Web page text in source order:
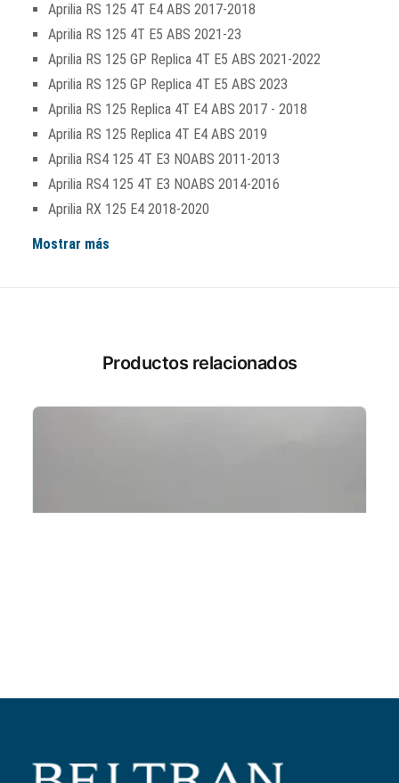
Aprilia RS 125 4T E4 ABS 2017-2018
Aprilia RS 125 4T E5 ABS 2021-23
Aprilia RS 125 GP Replica 4T E5 ABS 2021-2022
Aprilia RS 125 GP Replica 4T E5 ABS 2023
Aprilia RS 125 Replica 4T E4 ABS 2017 - 2018
Aprilia RS 125 Replica 4T E4 ABS 2019
Aprilia RS4 125 4T E3 NOABS 2011-2013
Aprilia RS4 125 4T E3 NOABS 2014-2016
Aprilia RX 125 E4 2018-2020
Mostrar más
Productos relacionados
Junta racord admisión